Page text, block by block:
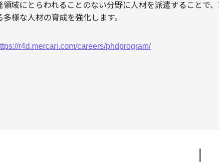
領域にとらわれることのない分野に人材を派遣することで
多様な人材の育成を強化します。
r4d.mercari.com/careers/phdprogram/